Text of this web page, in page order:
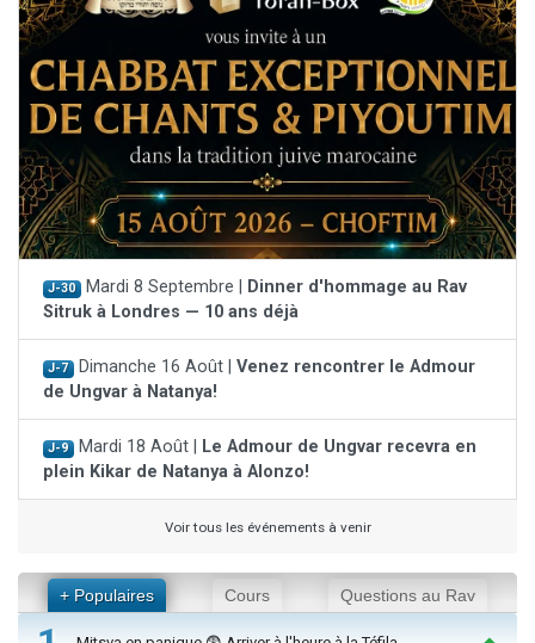
J-30 Mardi 8 Septembre |
Dinner d'hommage au Rav
Sitruk à Londres — 10 ans déjà
J-7 Dimanche 16 Août | Venez rencontrer le Admour
de Ungvar à Natanya!
J-9 Mardi 18 Août |
Le Admour de Ungvar recevra en
plein Kikar de Natanya à Alonzo!
Voir tous les événements à venir
+ Populaires Cours Questions au Rav